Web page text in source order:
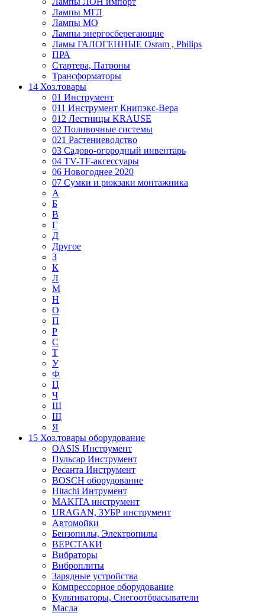
Лампы МГЛ
Лампы МО
Лампы энергосберегающие
Ламы ГАЛОГЕННЫЕ Osram , Philips
ПРА
Стартера, Патроны
Трансформаторы
14 Хоз.товары
01 Инструмент
011 Инструмент Книпэкс-Вера
012 Лестницы KRAUSE
02 Поливочные системы
021 Растениеводство
03 Садово-огородный инвентарь
04 TV-TF-аксессуары
06 Новогоднее 2020
07 Сумки и рюкзаки монтажника
А
Б
В
Г
Д
Другое
З
К
Л
М
Н
О
П
Р
С
Т
У
Ф
Ц
Ч
Ш
Щ
Я
15 Хоз.товары оборудование
OASIS Инструмент
Пульсар Инструмент
Ресанта Инструмент
BOSCH оборудование
Hitachi Интрумент
MAKITA инструмент
URAGAN, ЗУБР инструмент
Автомойки
Бензопилы, Электропилы
ВЕРСТАКИ
Вибраторы
Виброплиты
Зарядные устройства
Компрессорное оборудование
Культиваторы, Снегоотбрасыватели
Масла